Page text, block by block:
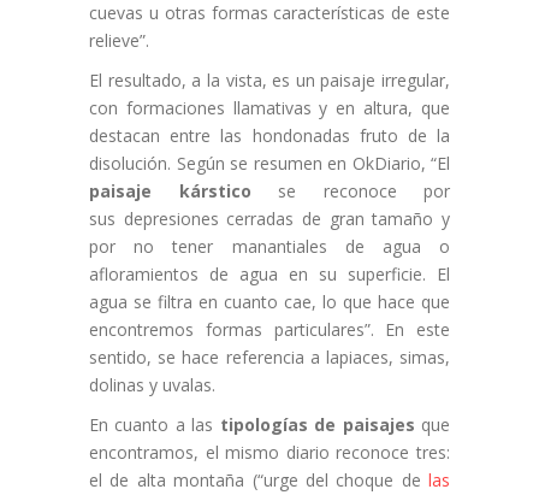
cuevas u otras formas características de este
relieve”.
El resultado, a la vista, es un paisaje irregular,
con formaciones llamativas y en altura, que
destacan entre las hondonadas fruto de la
disolución. Según se resumen en OkDiario, “El
paisaje kárstico se reconoce por
sus depresiones cerradas de gran tamaño y
por no tener manantiales de agua o
afloramientos de agua en su superficie. El
agua se filtra en cuanto cae, lo que hace que
encontremos formas particulares”. En este
sentido, se hace referencia a lapiaces, simas,
dolinas y uvalas.
En cuanto a las tipologías de paisajes que
encontramos, el mismo diario reconoce tres:
el de alta montaña (“urge del choque de las